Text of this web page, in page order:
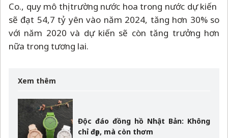
Co., quy mô thị trường nước hoa trong nước dự kiến ​​
sẽ đạt 54,7 tỷ yên vào năm 2024, tăng hơn 30% so
với năm 2020 và dự kiến ​​sẽ còn tăng trưởng hơn
nữa trong tương lai.
Xem thêm
Độc đáo đồng hồ Nhật Bản: Không
chỉ đẹp, mà còn thơm